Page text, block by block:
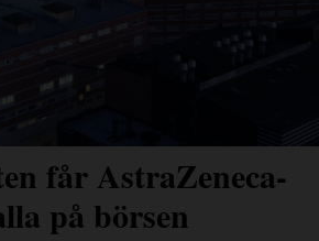
får AstraZeneca-
på börsen